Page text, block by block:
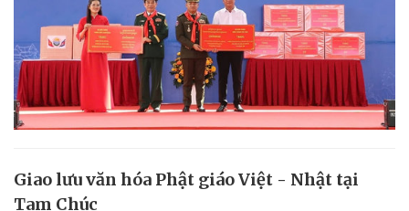
Giao lưu văn hóa Phật giáo Việt - Nhật tại
Tam Chúc